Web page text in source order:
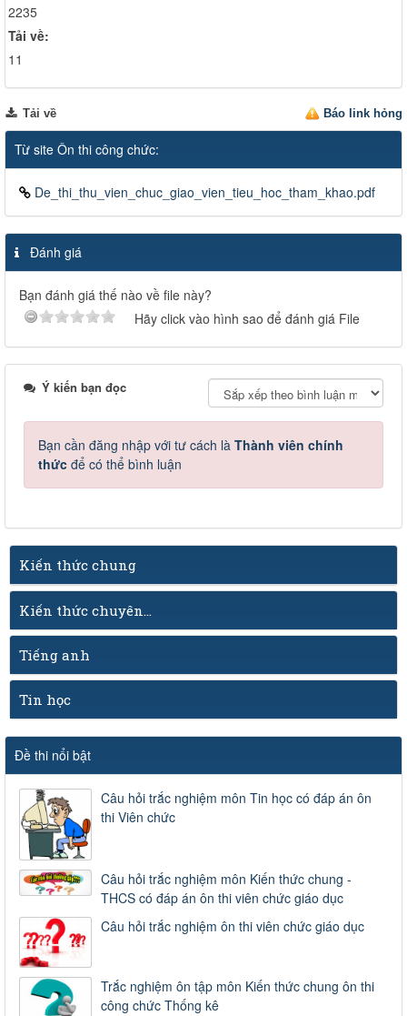
2235
Tải về:
11
Báo link hỏng
Tải về
Từ site Ôn thi công chức:
De_thi_thu_vien_chuc_giao_vien_tieu_hoc_tham_khao.pdf
Đánh giá
Bạn đánh giá thế nào về file này?
Hãy click vào hình sao để đánh giá File
Ý kiến bạn đọc
Bạn cần đăng nhập với tư cách là Thành viên chính
thức để có thể bình luận
Kiến thức chung
Kiến thức chuyên...
Tiếng anh
Tin học
Đề thi nổi bật
Câu hỏi trắc nghiệm môn Tin học có đáp án ôn
thi Viên chức
Câu hỏi trắc nghiệm môn Kiến thức chung -
THCS có đáp án ôn thi viên chức giáo dục
Câu hỏi trắc nghiệm ôn thi viên chức giáo dục
Trắc nghiệm ôn tập môn Kiến thức chung ôn thi
công chức Thống kê